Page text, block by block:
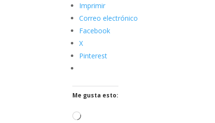
Imprimir
Correo electrónico
Facebook
X
Pinterest
Me gusta esto:
Cargando...